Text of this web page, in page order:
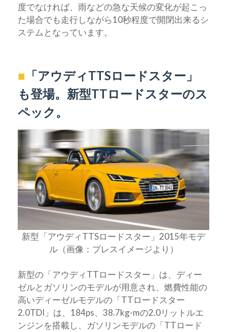
度でなければ、雨などの急な天候の変化が起こっ
た場合でも走行しながら10秒程度で開閉出来るシ
ステムとなっています。
■ 「アウディTTSロードスター」
も登場。新型TTロードスターのス
ペック。
新型「アウディTTSロードスター」2015年モデ
ル（画像：プレスイメージより）
新型の「アウディTTロードスター」は、ディー
ゼルとガソリンのモデルが用意され、燃費性能の
高いディーゼルモデルの「TTロードスター
2.0TDI」は、184ps、38.7kg-mの2.0リットルエ
ンジンを搭載し、ガソリンモデルの「TTロード